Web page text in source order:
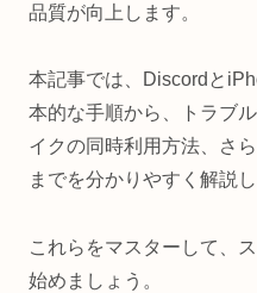
品質が向上します。
本記事では、Discordと
本的な手順から、トラブ
イクの同時利用方法、さ
までを分かりやすく解説し
これらをマスターして、
始めましょう。